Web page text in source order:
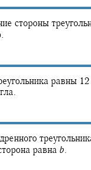
стороны
равны
равна b.